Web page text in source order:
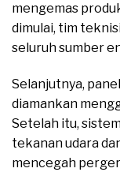
mengemas
dimulai, tim
seluruh sumber
Selanjutnya,
diamankan
Setelah itu,
tekanan udara
mencegah